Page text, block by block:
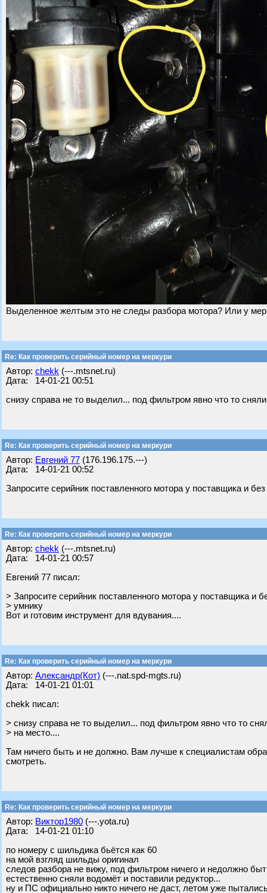
Выделенное желтым это не следы разбора мотора? Или у
Re: Как проверить серийный номер на меркури
Автор: chekk (---.mtsnet.ru)
Дата: 14-01-21 00:51
снизу справа не то выделил... под фильтром явно что то
Re: Как проверить серийный номер на меркури
Автор: Евгений 77 (176.196.175.---)
Дата: 14-01-21 00:52
Запросите серийник поставленного мотора у поставщика и
Re: Как проверить серийный номер на меркури
Автор: chekk (---.mtsnet.ru)
Дата: 14-01-21 00:57
Евгений 77 писал:
> Запросите серийник поставленного мотора у поставщика и
> умнику
Вот и готовим инструмент для вдувания....
Re: Как проверить серийный номер на меркури
Автор: Александр(Кот) (---.nat.spd-mgts.ru)
Дата: 14-01-21 01:01
chekk писал:
> снизу справа не то выделил... под фильтром явно что то
> на место....
Там ничего быть и не должно. Вам лучше к специалистам
смотреть.
Re: Как проверить серийный номер на меркури
Автор: Виктор1980 (---.yota.ru)
Дата: 14-01-21 01:10
по номеру с шильдика бьётся как 60
на мой взгляд шильды оригинал
следов разбора не вижу, под фильтром ничего и недолжно
естественно сняли водомёт и поставили редуктор...
ну и ПС официально никто ничего не даст, летом уже